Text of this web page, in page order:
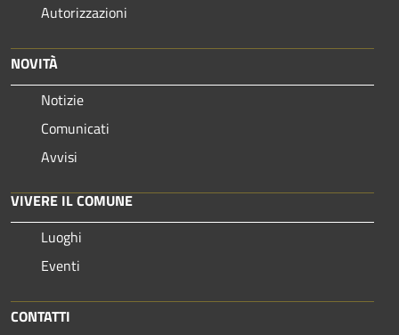
Autorizzazioni
NOVITÀ
Notizie
Comunicati
Avvisi
VIVERE IL COMUNE
Luoghi
Eventi
CONTATTI